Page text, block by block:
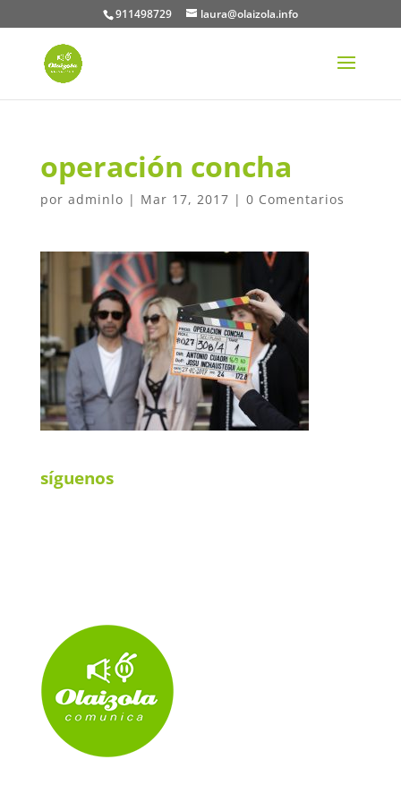
911498729 laura@olaizola.info
operación concha
por adminlo | Mar 17, 2017 | 0 Comentarios
síguenos